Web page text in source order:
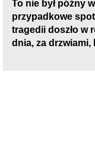
To nie był późny
przypadkowe
tragedii doszło w
dnia, za drzwiami,